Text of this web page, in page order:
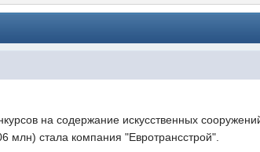
на содержание искусственных
млн) стала компания "Евротрансстрой".